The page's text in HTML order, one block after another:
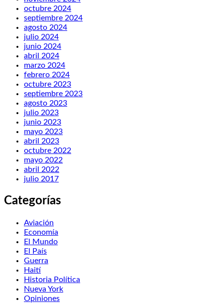
octubre 2024
septiembre 2024
agosto 2024
julio 2024
junio 2024
abril 2024
marzo 2024
febrero 2024
octubre 2023
septiembre 2023
agosto 2023
julio 2023
junio 2023
mayo 2023
abril 2023
octubre 2022
mayo 2022
abril 2022
julio 2017
Categorías
Aviación
Economía
El Mundo
El País
Guerra
Haití
Historia Política
Nueva York
Opiniones